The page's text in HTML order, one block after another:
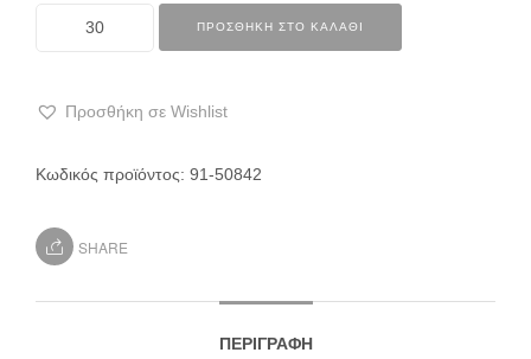
ΠΡΟΣΘΉΚΗ ΣΤΟ ΚΑΛΆΘΙ
Προσθήκη σε Wishlist
Κωδικός προϊόντος: 91-50842
SHARE
ΠΕΡΙΓΡΑΦΉ